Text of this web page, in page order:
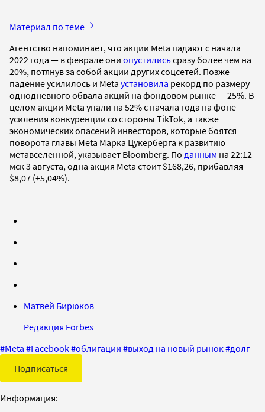
Материал по теме
Агентство напоминает, что акции Meta падают с начала
2022 года — в феврале они опустилисьсразу более чем на
20%, потянув за собой акции других соцсетей. Позже
падение усилилось и Meta установила рекорд по размеру
однодневного обвала акций на фондовом рынке — 25%. В
целом акции Meta упали на 52% с начала года на фоне
усиления конкуренции со стороны TikTok, а также
экономических опасений инвесторов, которые боятся
поворота главы Meta Марка Цукерберга к развитию
метавселенной, указывает Bloomberg. По данным на 22:12
мск 3 августа, одна акция Meta стоит $168,26, прибавляя
$8,07 (+5,04%).
Матвей Бирюков
Редакция Forbes
#Meta #Facebook#облигации #выход на новый рынок#долг
Подписаться
Информация: